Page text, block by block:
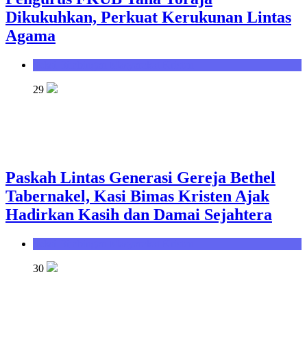
Dikukuhkan, Perkuat Kerukunan Lintas
Agama
29
Paskah Lintas Generasi Gereja Bethel
Tabernakel, Kasi Bimas Kristen Ajak
Hadirkan Kasih dan Damai Sejahtera
30